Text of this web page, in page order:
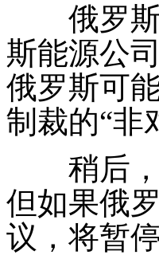
俄罗斯
斯能源公
俄罗斯可
制裁的“非
稍后，
但如果俄
议，将暂